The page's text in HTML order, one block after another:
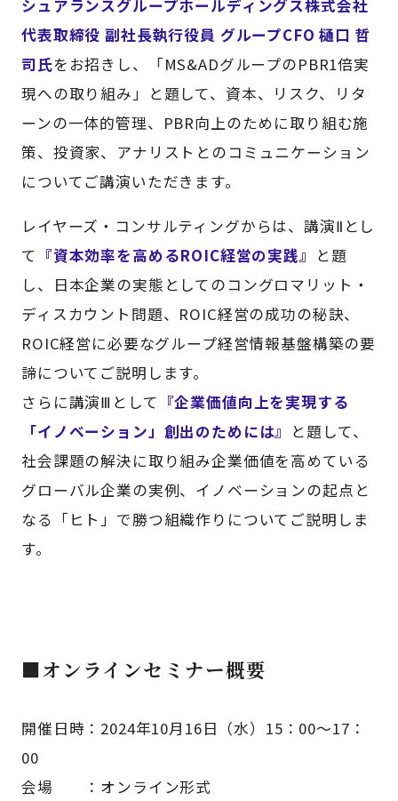
シュアランスグループホールディングス株式会社
代表取締役 副社長執行役員 グループCFO 樋口 哲
司氏をお招きし、「MS&ADグループのPBR1倍実
現への取り組み」と題して、資本、リスク、リタ
ーンの一体的管理、PBR向上のために取り組む施
策、投資家、アナリストとのコミュニケーション
についてご講演いただきます。
レイヤーズ・コンサルティングからは、講演Ⅱとし
て 『資本効率を高めるROIC経営の実践』 と題
し、日本企業の実態としてのコングロマリット・
ディスカウント問題、ROIC経営の成功の秘訣、
ROIC経営に必要なグループ経営情報基盤構築の要
諦についてご説明します。
さらに講演Ⅲとして 『企業価値向上を実現する
「イノベーション」創出のためには』 と題して、
社会課題の解決に取り組み企業価値を高めている
グローバル企業の実例、イノベーションの起点と
なる「ヒト」で勝つ組織作りについてご説明しま
す。
■オンラインセミナー概要
開催日時：2024年10月16日（水）15：00～17：
00
会場 ：オンライン形式